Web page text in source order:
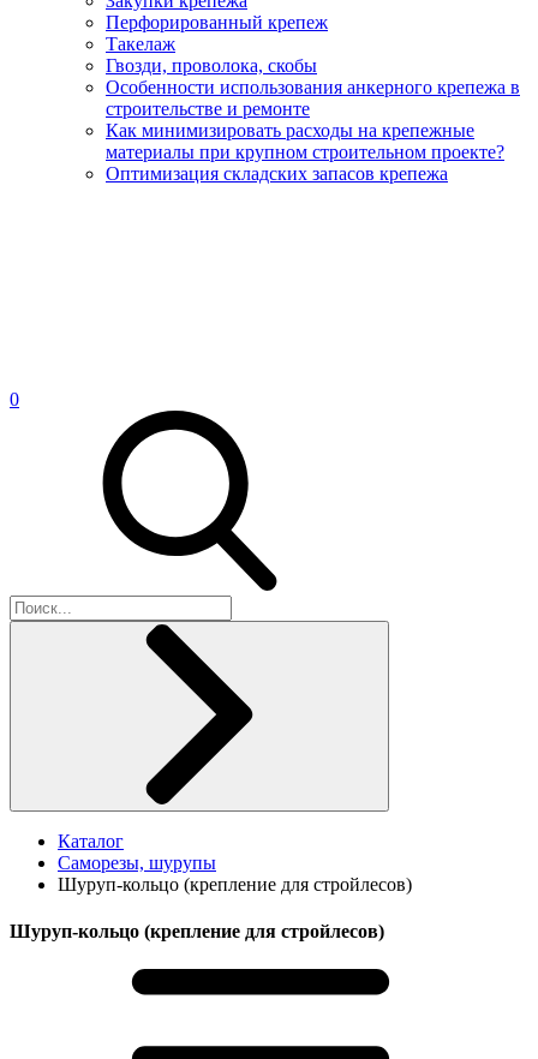
Перфорированный крепеж
Такелаж
Гвозди, проволока, скобы
Особенности использования анкерного крепежа в
строительстве и ремонте
Как минимизировать расходы на крепежные
материалы при крупном строительном проекте?
Оптимизация складских запасов крепежа
0
Каталог
Саморезы, шурупы
Шуруп-кольцо (крепление для стройлесов)
Шуруп-кольцо (крепление для стройлесов)